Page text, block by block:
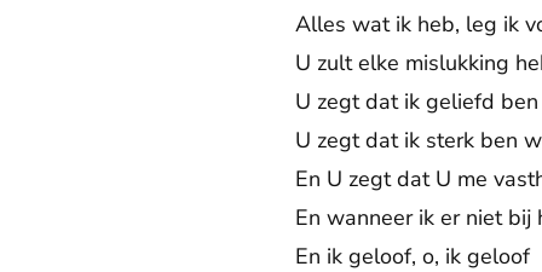
Alles wat ik heb, leg ik
U zult elke mislukking
U zegt dat ik geliefd
U zegt dat ik sterk ben
En U zegt dat U me
En wanneer ik er niet bij
En ik geloof, o, ik geloof